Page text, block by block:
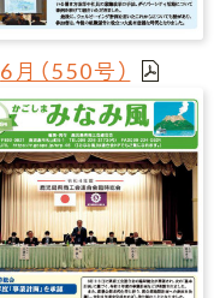
6月（550号）